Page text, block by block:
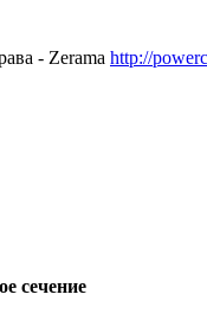
- Zerama http://
сечение